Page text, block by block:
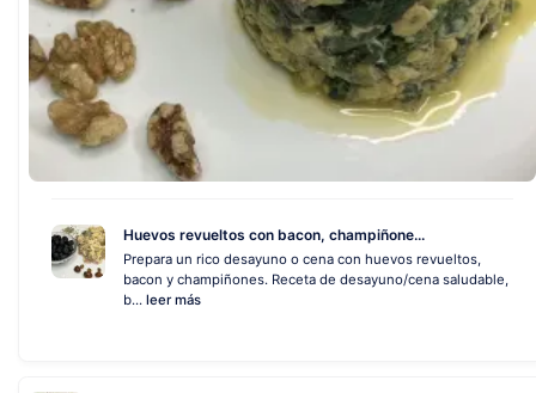
Huevos revueltos con bacon, champiñone...
Prepara un rico desayuno o cena con huevos revueltos,
bacon y champiñones. Receta de desayuno/cena saludable,
b... leer más